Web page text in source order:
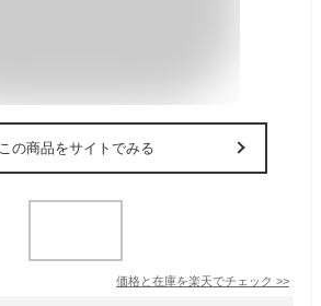
この商品をサイトでみる
価格と在庫を楽天でチェック >>